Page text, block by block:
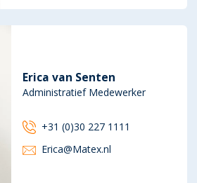
Erica van Senten
Administratief Medewerker
+31 (0)30 227 1111
Erica@Matex.nl